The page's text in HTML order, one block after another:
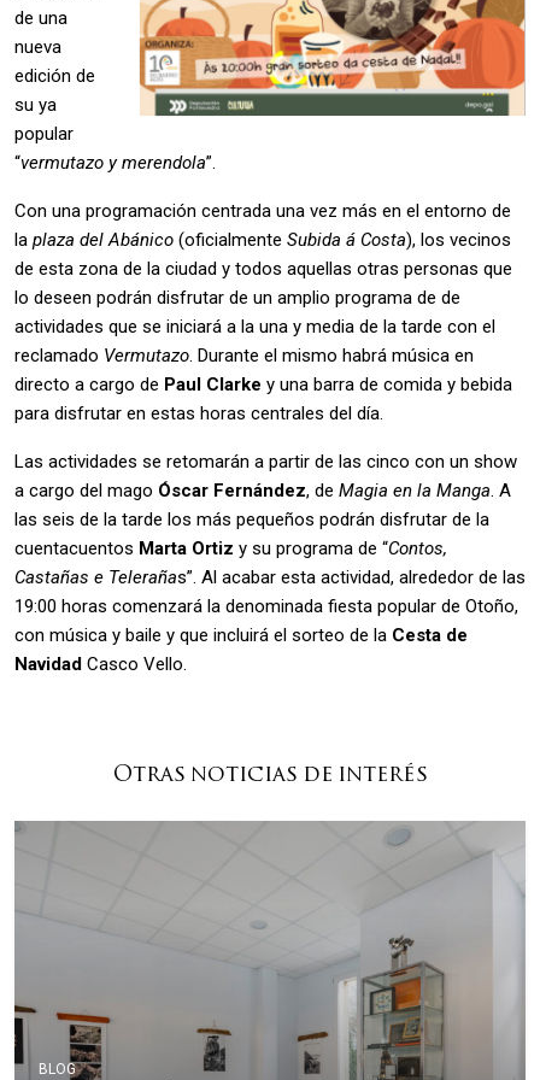
de una
nueva
edición de
su ya
popular
“vermutazo y merendola”.
Con una programación centrada una vez más en el entorno de
la plaza del Abánico (oficialmente Subida á Costa), los vecinos
de esta zona de la ciudad y todos aquellas otras personas que
lo deseen podrán disfrutar de un amplio programa de de
actividades que se iniciará a la una y media de la tarde con el
reclamado Vermutazo. Durante el mismo habrá música en
directo a cargo de Paul Clarke y una barra de comida y bebida
para disfrutar en estas horas centrales del día.
Las actividades se retomarán a partir de las cinco con un show
a cargo del mago Óscar Fernández, de Magia en la Manga. A
las seis de la tarde los más pequeños podrán disfrutar de la
cuentacuentos Marta Ortiz y su programa de “Contos,
Castañas e Telerañas”. Al acabar esta actividad, alrededor de las
19:00 horas comenzará la denominada fiesta popular de Otoño,
con música y baile y que incluirá el sorteo de la Cesta de
Navidad Casco Vello.
Otras noticias de interés
BLOG